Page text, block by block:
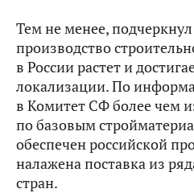
Тем не менее, подчеркнул
производство
в России растет и
локализации. По
в Комитет СФ более чем
по базовым
обеспечен российской
налажена поставка из
стран.